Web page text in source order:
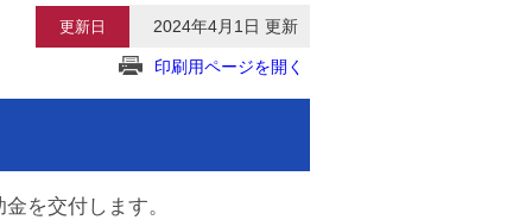
更新日 2024年4月1日 更新
印刷用ページを開く
を交付します。